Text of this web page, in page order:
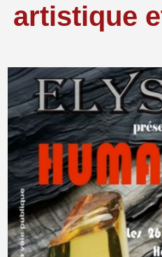
artistique